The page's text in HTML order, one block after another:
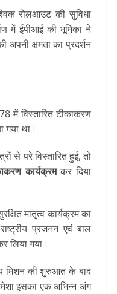
रोलआउट की सुविधा
में ईपीआई की भूमिका ने
क्षमता का प्रदर्शन
में विस्तारित टीकाकरण
था।
से परे विस्तारित हुई, तो
कार्यक्रमकर दिया
मातृत्व कार्यक्रम का
प्रजनन एवं बाल
लिया गया।
मिशन की शुरुआत के बाद
इसका एक अभिन्न अंग